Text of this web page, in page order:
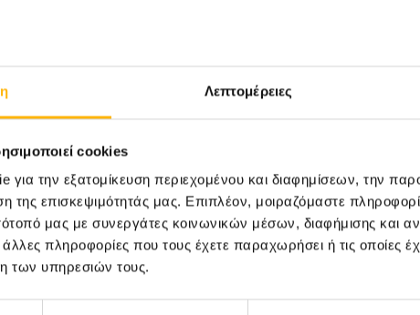
Λεπτομέρειες
cookies
για την εξατομίκευση περιεχομένου και διαφημίσεων, την
της επισκεψιμότητάς μας. Επιπλέον, μοιραζόμαστε
μας με συνεργάτες κοινωνικών μέσων, διαφήμισης και
πληροφορίες που τους έχετε παραχωρήσει ή τις οποίες
των υπηρεσιών τους.
13/05/2025